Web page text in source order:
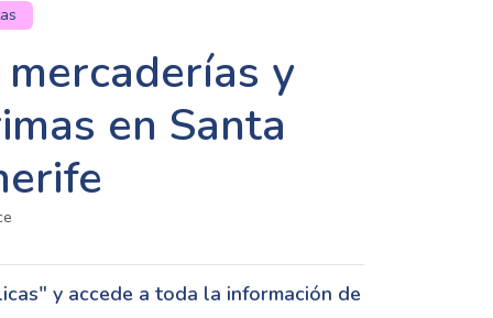
y
en Santa
y accede a toda la información de